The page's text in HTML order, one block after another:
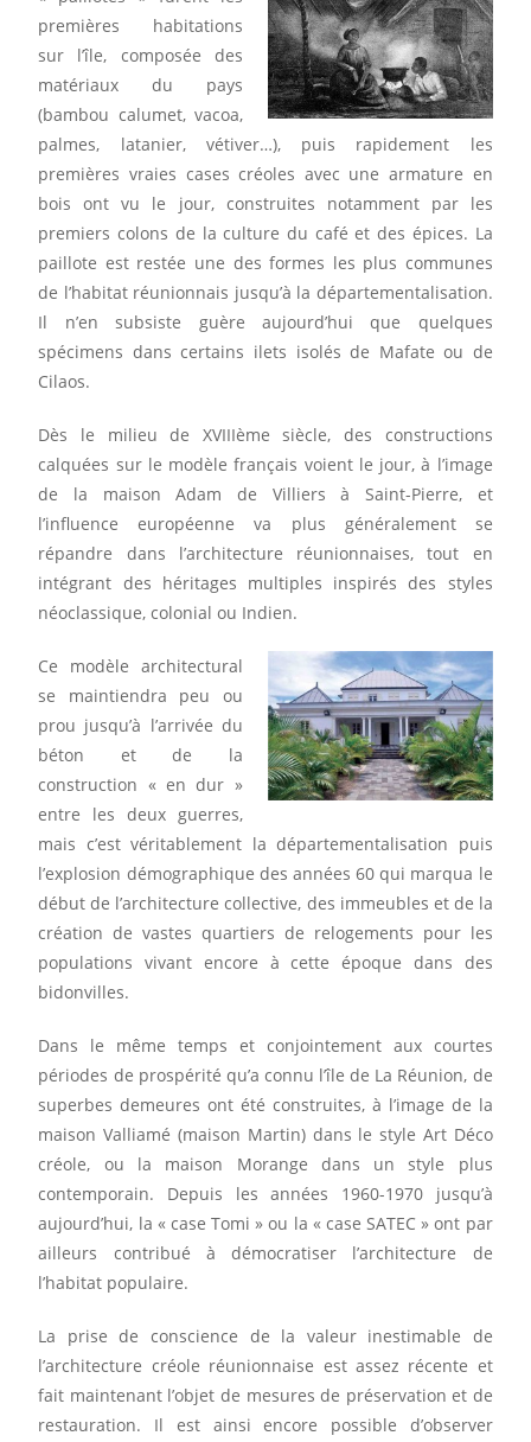
premières habitations
sur l’île, composée des
matériaux du pays
(bambou calumet, vacoa,
palmes, latanier, vétiver…), puis rapidement les
premières vraies cases créoles avec une armature en
bois ont vu le jour, construites notamment par les
premiers colons de la culture du café et des épices. La
paillote est restée une des formes les plus communes
de l’habitat réunionnais jusqu’à la départementalisation.
Il n’en subsiste guère aujourd’hui que quelques
spécimens dans certains ilets isolés de Mafate ou de
Cilaos.
Dès le milieu de XVIIIème siècle, des constructions
calquées sur le modèle français voient le jour, à l’image
de la maison Adam de Villiers à Saint-Pierre, et
l’influence européenne va plus généralement se
répandre dans l’architecture réunionnaises, tout en
intégrant des héritages multiples inspirés des styles
néoclassique, colonial ou Indien.
Ce modèle architectural
se maintiendra peu ou
prou jusqu’à l’arrivée du
béton et de la
construction « en dur »
entre les deux guerres,
mais c’est véritablement la départementalisation puis
l’explosion démographique des années 60 qui marqua le
début de l’architecture collective, des immeubles et de la
création de vastes quartiers de relogements pour les
populations vivant encore à cette époque dans des
bidonvilles.
Dans le même temps et conjointement aux courtes
périodes de prospérité qu’a connu l’île de La Réunion, de
superbes demeures ont été construites, à l’image de la
maison Valliamé (maison Martin) dans le style Art Déco
créole, ou la maison Morange dans un style plus
contemporain. Depuis les années 1960-1970 jusqu’à
aujourd’hui, la « case Tomi » ou la « case SATEC » ont par
ailleurs contribué à démocratiser l’architecture de
l’habitat populaire.
La prise de conscience de la valeur inestimable de
l’architecture créole réunionnaise est assez récente et
fait maintenant l’objet de mesures de préservation et de
restauration. Il est ainsi encore possible d’observer